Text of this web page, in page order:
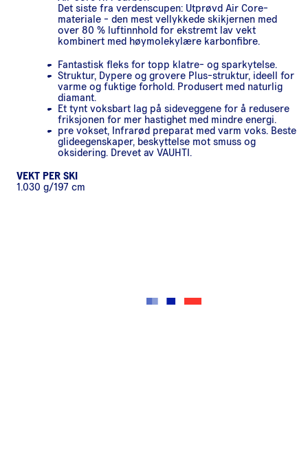
Det siste fra verdenscupen: Utprøvd Air Core-
materiale - den mest vellykkede skikjernen med
over 80 % luftinnhold for ekstremt lav vekt
kombinert med høymolekylære karbonfibre.
Fantastisk fleks for topp klatre- og sparkytelse.
Struktur, Dypere og grovere Plus-struktur, ideell for
varme og fuktige forhold. Produsert med naturlig
diamant.
Et tynt voksbart lag på sideveggene for å redusere
friksjonen for mer hastighet med mindre energi.
pre vokset, Infrarød preparat med varm voks. Beste
glideegenskaper, beskyttelse mot smuss og
oksidering. Drevet av VAUHTI.
VEKT PER SKI
1.030 g/197 cm